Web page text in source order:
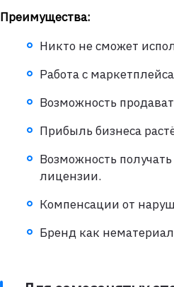
Преимущества:
Никто не сможет
Работа с
Возможность
Прибыль бизнеса
Возможность
лицензии.
Компенсации от
Бренд как